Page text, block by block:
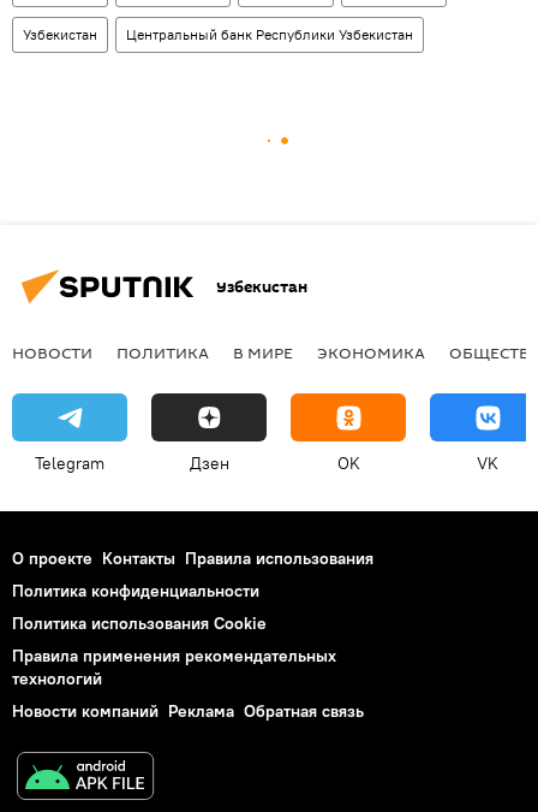
Узбекистан Центральный банк Республики Узбекистан
Узбекистан
НОВОСТИ ПОЛИТИКА В МИРЕ ЭКОНОМИКА
Telegram Дзен OK VK
О проекте Контакты Правила использования
Политика конфиденциальности
Политика использования Cookie
Правила применения рекомендательных
технологий
Новости компаний Реклама Обратная связь